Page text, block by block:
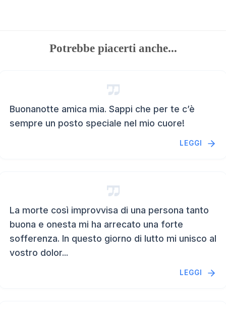
Potrebbe piacerti anche...
Buonanotte amica mia. Sappi che per te c’è
sempre un posto speciale nel mio cuore!
LEGGI
La morte così improvvisa di una persona tanto
buona e onesta mi ha arrecato una forte
sofferenza. In questo giorno di lutto mi unisco al
vostro dolor...
LEGGI